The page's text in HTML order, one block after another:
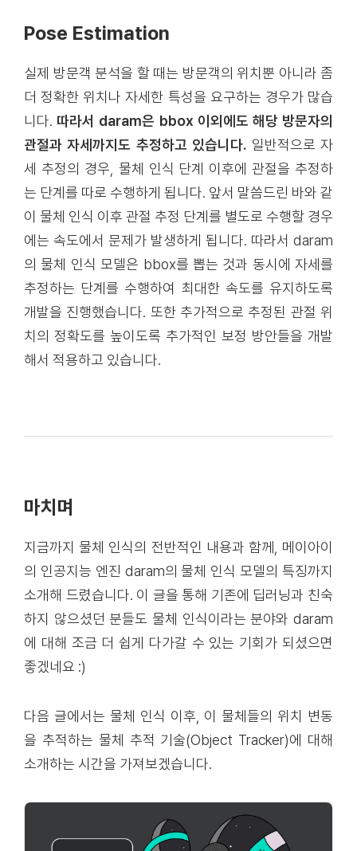
Pose Estimation
실제 방문객 분석을 할 때는 방문객의 위치뿐 아니라 좀
더 정확한 위치나 자세한 특성을 요구하는 경우가 많습
니다. 따라서 daram은 bbox 이외에도 해당 방문자의
관절과 자세까지도 추정하고 있습니다. 일반적으로 자
세 추정의 경우, 물체 인식 단계 이후에 관절을 추정하
는 단계를 따로 수행하게 됩니다. 앞서 말씀드린 바와 같
이 물체 인식 이후 관절 추정 단계를 별도로 수행할 경우
에는 속도에서 문제가 발생하게 됩니다. 따라서 daram
의 물체 인식 모델은 bbox를 뽑는 것과 동시에 자세를
추정하는 단계를 수행하여 최대한 속도를 유지하도록
개발을 진행했습니다. 또한 추가적으로 추정된 관절 위
치의 정확도를 높이도록 추가적인 보정 방안들을 개발
해서 적용하고 있습니다.
마치며
지금까지 물체 인식의 전반적인 내용과 함께, 메이아이
의 인공지능 엔진 daram의 물체 인식 모델의 특징까지
소개해 드렸습니다. 이 글을 통해 기존에 딥러닝과 친숙
하지 않으셨던 분들도 물체 인식이라는 분야와 daram
에 대해 조금 더 쉽게 다가갈 수 있는 기회가 되셨으면
좋겠네요 :)
다음 글에서는 물체 인식 이후, 이 물체들의 위치 변동
을 추적하는 물체 추적 기술(Object Tracker)에 대해
소개하는 시간을 가져보겠습니다.